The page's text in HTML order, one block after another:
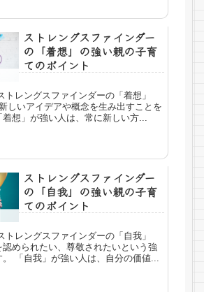
ストレングスファインダー
の「着想」の強い親の子育
てのポイント
しいアイデアや概念を生み出すことを
想」が強い人は、常に新しい方...
ストレングスファインダー
の「自我」の強い親の子育
てのポイント
められたい、尊敬されたいという強
い欲求を表します。 「自我」が強い人は、自分の価値...